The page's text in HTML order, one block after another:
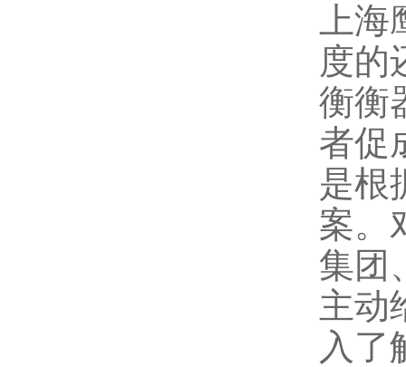
上海
度的
衡衡
者促
是根
案。
集团
主动
入了